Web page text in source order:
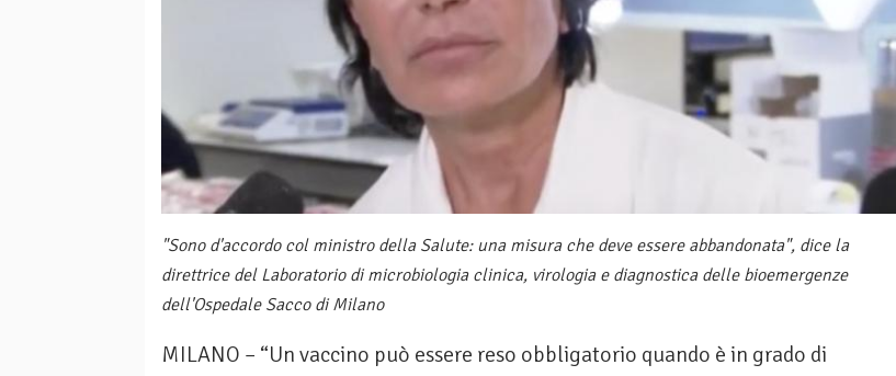
"Sono d'accordo col ministro della Salute: una misura che deve essere abbandonata", dice la
direttrice del Laboratorio di microbiologia clinica, virologia e diagnostica delle bioemergenze
dell'Ospedale Sacco di Milano
MILANO – “Un vaccino può essere reso obbligatorio quando è in grado di